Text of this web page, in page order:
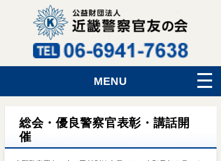
MENU
総会・優良警察官表彰・講話開
催